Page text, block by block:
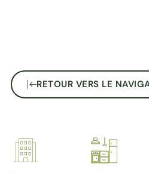
RETOUR VERS LE